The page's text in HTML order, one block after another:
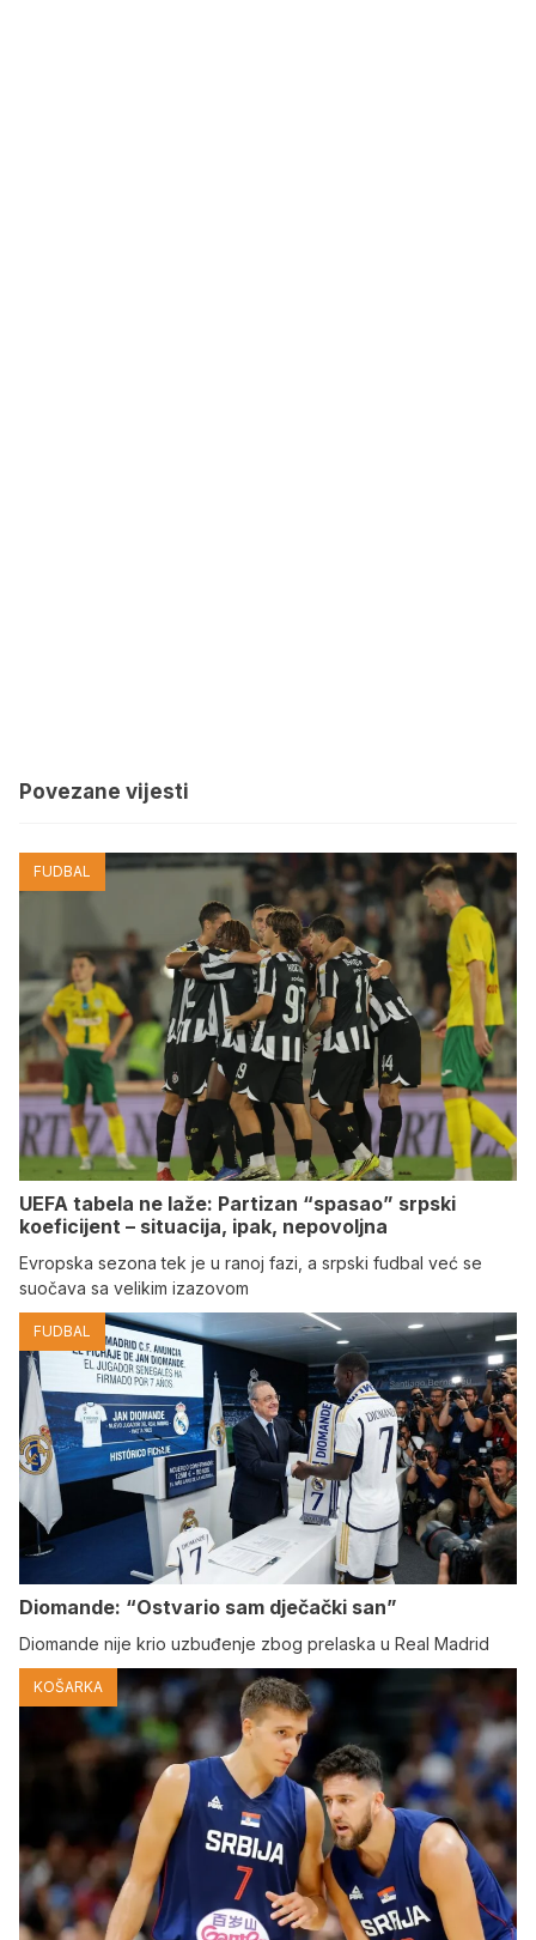
Povezane vijesti
FUDBAL
UEFA tabela ne laže: Partizan “spasao” srpski
koeficijent – situacija, ipak, nepovoljna
Evropska sezona tek je u ranoj fazi, a srpski fudbal već se
suočava sa velikim izazovom
FUDBAL
Diomande: “Ostvario sam dječački san”
Diomande nije krio uzbuđenje zbog prelaska u Real Madrid
KOŠARKA